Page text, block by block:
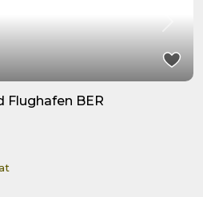
Next
Flughafen BER